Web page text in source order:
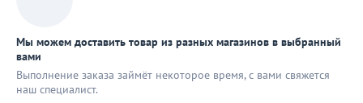
Мы можем доставить товар из разных магазинов в выбранный
вами
Выполнение заказа займёт некоторое время, с вами свяжется
наш специaлист.